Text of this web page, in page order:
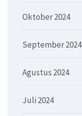
Oktober 2024
September 2024
Agustus 2024
Juli 2024